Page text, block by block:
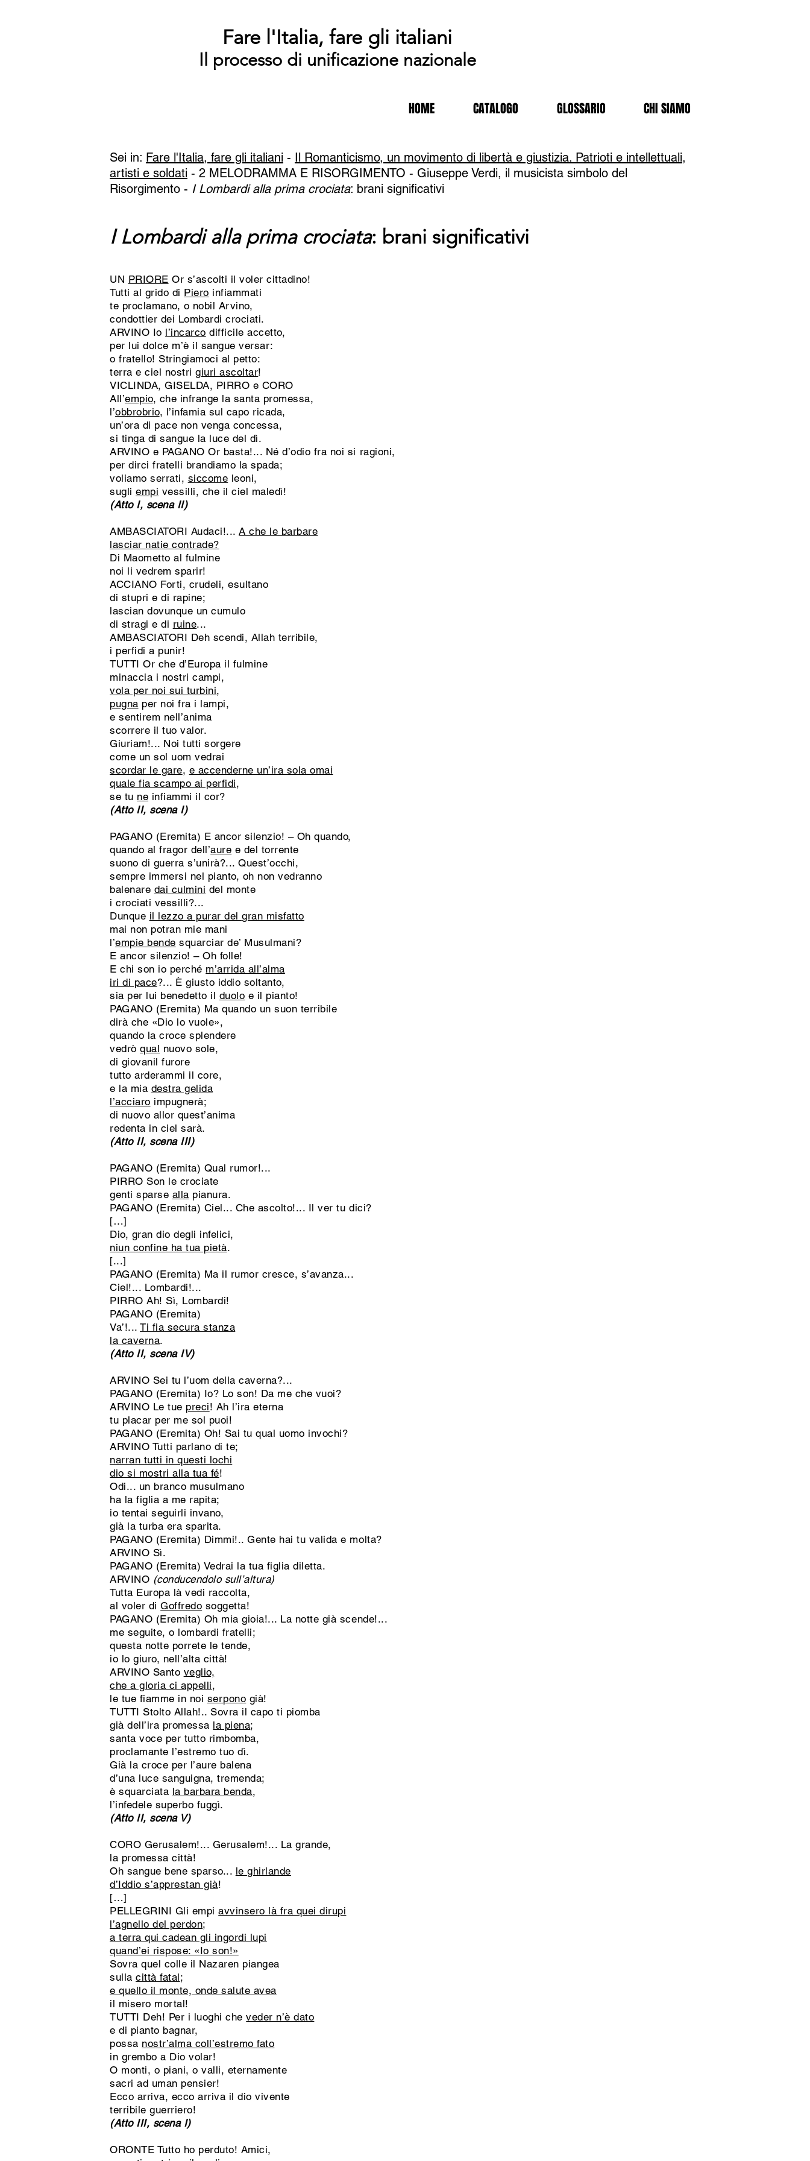
Fare l'Italia, fare gli italiani
Il processo di unificazione nazionale
HOME CATALOGO GLOSSARIO CHI SIAMO
Sei in: Fare l'Italia, fare gli italiani - Il Romanticismo, un movimento di libertà e giustizia. Patrioti e intellettuali,
artisti e soldati - 2 MELODRAMMA E RISORGIMENTO - Giuseppe Verdi, il musicista simbolo del
Risorgimento - I Lombardi alla prima crociata: brani significativi
I Lombardi alla prima crociata: brani significativi
UN PRIORE Or s’ascolti il voler cittadino!
Tutti al grido di Piero infiammati
te proclamano, o nobil Arvino,
condottier dei Lombardi crociati.
ARVINO Io l’incarco difficile accetto,
per lui dolce m’è il sangue versar:
o fratello! Stringiamoci al petto:
terra e ciel nostrigiuri ascoltar!
VICLINDA, GISELDA, PIRRO e CORO
All’empio, che infrange la santa promessa,
l’obbrobrio, l’infamia sul capo ricada,
un’ora di pace non venga concessa,
si tinga di sangue la luce del dì.
ARVINO e PAGANO Or basta!... Né d’odio fra noi si ragioni,
per dirci fratelli brandiamo la spada;
voliamo serrati, siccome leoni,
sugliempi vessilli, che il ciel maledì!
(Atto I, scena II)
AMBASCIATORI Audaci!...A che le barbare
lasciar natie contrade?
Di Maometto al fulmine
noi li vedrem sparir!
ACCIANO Forti, crudeli, esultano
di stupri e di rapine;
lascian dovunque un cumulo
di stragi e di ruine...
AMBASCIATORI Deh scendi, Allah terribile,
i perfidi a punir!
TUTTI Or che d’Europa il fulmine
minaccia i nostri campi,
vola per noi sui turbini,
pugna per noi fra i lampi,
e sentirem nell’anima
scorrere il tuo valor.
Giuriam!... Noi tutti sorgere
come un sol uom vedrai
scordar le gare, e accenderne un’ira sola omai
quale fia scampo ai perfidi,
se tu ne infiammi il cor?
(Atto II, scena I)
PAGANO (Eremita) E ancor silenzio! – Oh quando,
quando al fragor dell’aure e del torrente
suono di guerra s’unirà?... Quest’occhi,
sempre immersi nel pianto, oh non vedranno
balenare dai culmini del monte
i crociati vessilli?...
Dunque il lezzo a purar del gran misfatto
mai non potran mie mani
l’empie bende squarciar de’ Musulmani?
E ancor silenzio! – Oh folle!
E chi son io perché m’arrida all’alma
iri di pace?... È giusto iddio soltanto,
sia per lui benedetto il duolo e il pianto!
PAGANO (Eremita) Ma quando un suon terribile
dirà che «Dio lo vuole»,
quando la croce splendere
vedròqual nuovo sole,
di giovanil furore
tutto arderammi il core,
e la mia destra gelida
l’acciaro impugnerà;
di nuovo allor quest’anima
redenta in ciel sarà.
(Atto II, scena III)
PAGANO (Eremita) Qual rumor!...
PIRRO Son le crociate
genti sparse alla pianura.
PAGANO (Eremita) Ciel... Che ascolto!... Il ver tu dici?
[…]
Dio, gran dio degli infelici,
niun confine ha tua pietà.
[...]
PAGANO (Eremita) Ma il rumor cresce, s’avanza...
Ciel!... Lombardi!...
PIRRO Ah! Sì, Lombardi!
PAGANO (Eremita)
Va’!...Ti fia secura stanza
la caverna.
(Atto II, scena IV)
ARVINO Sei tu l’uom della caverna?...
PAGANO (Eremita) Io? Lo son! Da me che vuoi?
ARVINO Le tue preci! Ah l’ira eterna
tu placar per me sol puoi!
PAGANO (Eremita) Oh! Sai tu qual uomo invochi?
ARVINO Tutti parlano di te;
narran tutti in questi lochi
dio si mostri alla tua fé!
Odi... un branco musulmano
ha la figlia a me rapita;
io tentai seguirli invano,
già la turba era sparita.
PAGANO (Eremita) Dimmi!.. Gente hai tu valida e molta?
ARVINO Sì.
PAGANO (Eremita) Vedrai la tua figlia diletta.
ARVINO (conducendolo sull’altura)
Tutta Europa là vedi raccolta,
al voler diGoffredo soggetta!
PAGANO (Eremita) Oh mia gioia!... La notte già scende!...
me seguite, o lombardi fratelli;
questa notte porrete le tende,
io lo giuro, nell’alta città!
ARVINO Santo veglio,
che a gloria ci appelli,
le tue fiamme in noi serpono già!
TUTTI Stolto Allah!.. Sovra il capo ti piomba
già dell’ira promessa la piena;
santa voce per tutto rimbomba,
proclamante l’estremo tuo dì.
Già la croce per l’aure balena
d’una luce sanguigna, tremenda;
è squarciata la barbara benda,
l’infedele superbo fuggì.
(Atto II, scena V)
CORO Gerusalem!... Gerusalem!... La grande,
la promessa città!
Oh sangue bene sparso... le ghirlande
d’Iddio s’apprestan già!
[…]
PELLEGRINI Gli empiavvinsero là fra quei dirupi
l’agnello del perdon;
a terra qui cadean gli ingordi lupi
quand’ei rispose: «Io son!»
Sovra quel colle il Nazaren piangea
sullacittà fatal;
e quello il monte, onde salute avea
il misero mortal!
TUTTI Deh! Per i luoghi cheveder n’è dato
e di pianto bagnar,
possa nostr’alma coll’estremo fato
in grembo a Dio volar!
O monti, o piani, o valli, eternamente
sacri ad uman pensier!
Ecco arriva, ecco arriva il dio vivente
terribile guerriero!
(Atto III, scena I)
ORONTE Tutto ho perduto! Amici,